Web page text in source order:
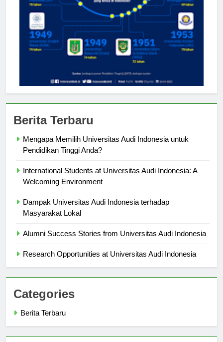
Berita Terbaru
Mengapa Memilih Universitas Audi Indonesia untuk
International Students at Universitas Audi Indonesia: A
Dampak Universitas Audi Indonesia terhadap
Categories